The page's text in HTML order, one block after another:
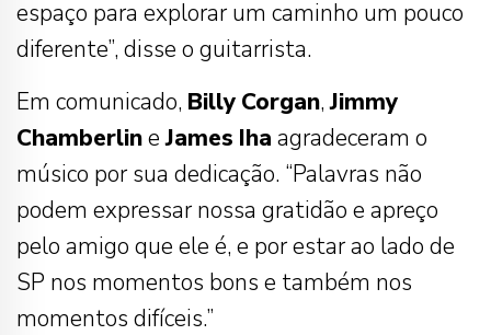
espaço para explorar um caminho um pouco
diferente”, disse o guitarrista.
Em comunicado, Billy Corgan,Jimmy
ChamberlineJames Iha agradeceram o
músico por sua dedicação. “Palavras não
podem expressar nossa gratidão e apreço
pelo amigo que ele é, e por estar ao lado de
SP nos momentos bons e também nos
momentos difíceis.”